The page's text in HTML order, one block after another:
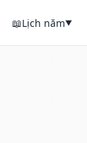
📖Lịch năm▼